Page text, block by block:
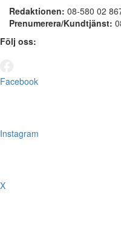
Redaktionen: 08-580 02
Prenumerera/Kundtjänst:
Följ oss:
Facebook
Instagram
X